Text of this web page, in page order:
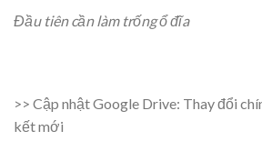
Đầu tiên cần làm trống ổ đĩa
>> Cập nhật Google Drive: Thay đổi
kết mới